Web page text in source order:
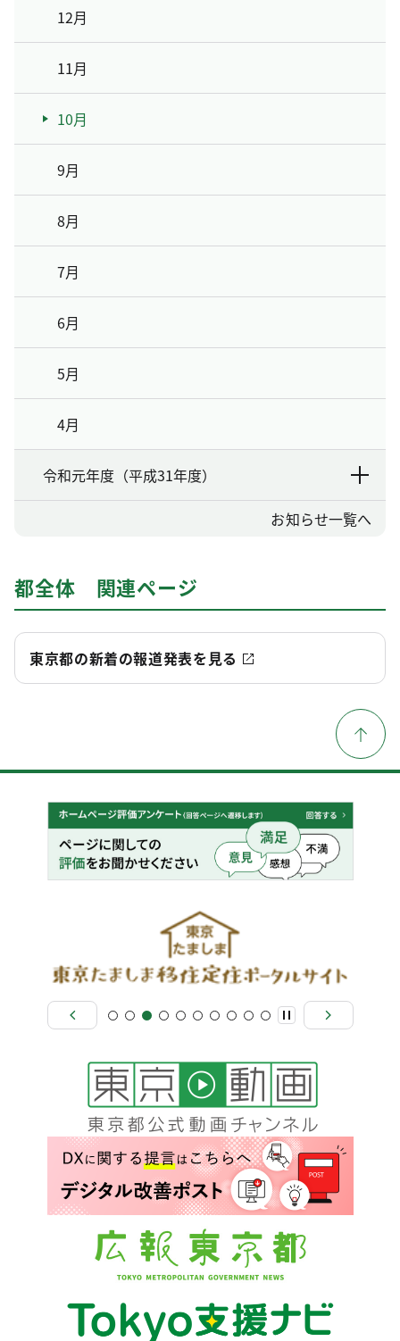
12月
11月
10月
9月
8月
7月
6月
5月
4月
令和元年度（平成31年度）
お知らせ一覧へ
都全体 関連ページ
東京都の新着の報道発表を見る